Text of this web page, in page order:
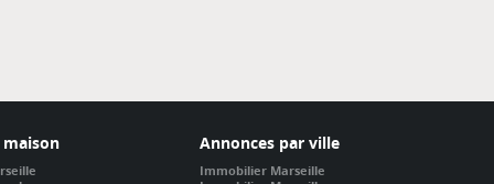
Annonces par ville
Immobilier Marseille